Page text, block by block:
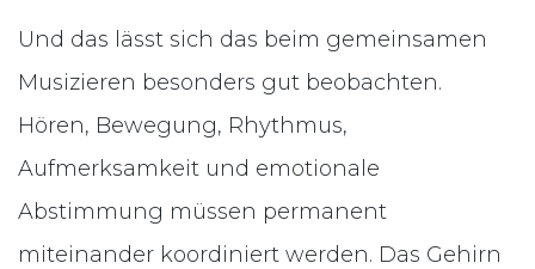
Und das lässt sich das beim gemeinsamen
Musizieren besonders gut beobachten.
Hören, Bewegung, Rhythmus,
Aufmerksamkeit und emotionale
Abstimmung müssen permanent
miteinander koordiniert werden. Das Gehirn